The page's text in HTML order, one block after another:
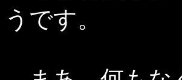
うです。